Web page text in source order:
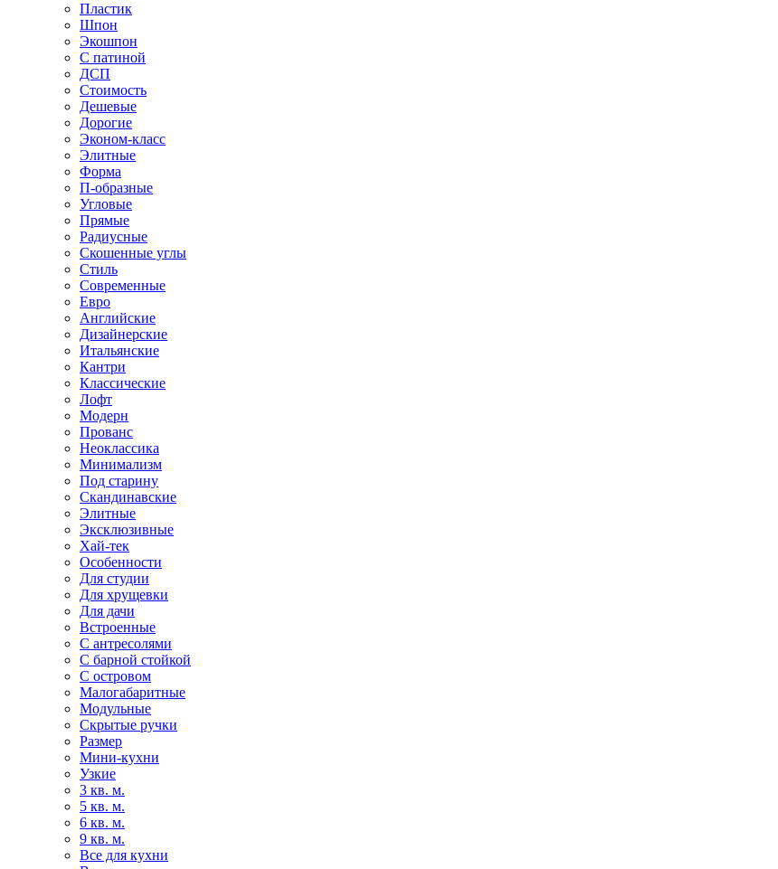
Пластик
Шпон
Экошпон
С патиной
ДСП
Стоимость
Дешевые
Дорогие
Эконом-класс
Элитные
Форма
П-образные
Угловые
Прямые
Радиусные
Скошенные углы
Стиль
Современные
Евро
Английские
Дизайнерские
Итальянские
Кантри
Классические
Лофт
Модерн
Прованс
Неоклассика
Минимализм
Под старину
Скандинавские
Элитные
Эксклюзивные
Хай-тек
Особенности
Для студии
Для хрущевки
Для дачи
Встроенные
С антресолями
С барной стойкой
С островом
Малогабаритные
Модульные
Скрытые ручки
Размер
Мини-кухни
Узкие
3 кв. м.
5 кв. м.
6 кв. м.
9 кв. м.
Все для кухни